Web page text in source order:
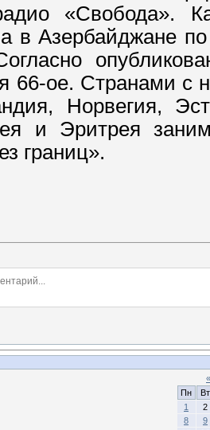
«Свобода».
в Азербайджане
66-ое. Странами с
Норвегия,
и Эритрея
границ».
«
Пн
Вт
1
2
8
9